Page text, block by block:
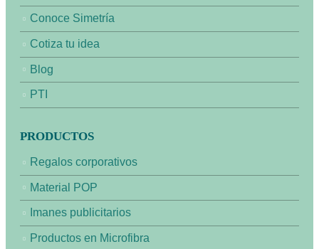
Conoce Simetría
Cotiza tu idea
Blog
PTI
PRODUCTOS
Regalos corporativos
Material POP
Imanes publicitarios
Productos en Microfibra